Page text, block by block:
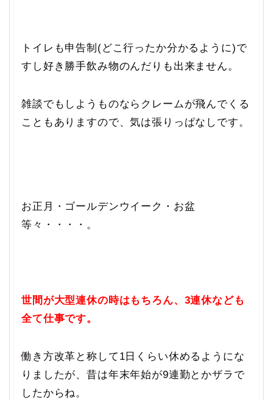
トイレも申告制(どこ行ったか分かるように)で
すし好き勝手飲み物のんだりも出来ません。
雑談でもしようものならクレームが飛んでくる
こともありますので、気は張りっぱなしです。
お正月・ゴールデンウイーク・お盆
等々・・・・。
世間が大型連休の時はもちろん、3連休なども
全て仕事です。
働き方改革と称して1日くらい休めるようにな
りましたが、昔は年末年始が9連勤とかザラで
したからね。